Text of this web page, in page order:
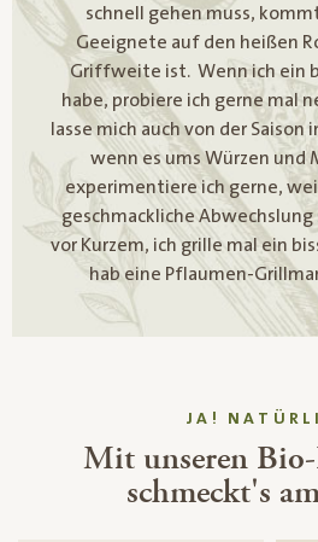
schnell gehen muss,
Geeignete auf den heißen
Griffweite ist. Wenn ich ein
habe, probiere ich gerne mal
lasse mich auch von der Saison
wenn es ums Würzen und
experimentiere ich gerne,
geschmackliche Abwechslung
vor Kurzem, ich grille mal ein
hab eine Pflaumen-
JA!
Mit unseren
schmeckt's